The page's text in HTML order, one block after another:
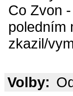
Co Zvon
poledním
zkazil/
Volby: